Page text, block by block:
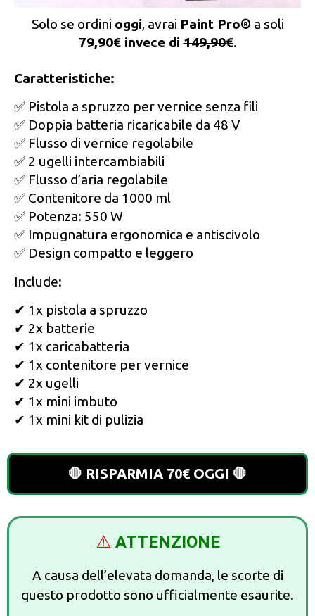
Solo se ordini oggi, avrai Paint Pro® a soli
79,90€ invece di149,90€.
Caratteristiche:
✅ Pistola a spruzzo per vernice senza fili
✅ Doppia batteria ricaricabile da 48 V
✅ Flusso di vernice regolabile
✅ 2 ugelli intercambiabili
✅ Flusso d’aria regolabile
✅ Contenitore da 1000 ml
✅ Potenza: 550 W
✅ Impugnatura ergonomica e antiscivolo
✅ Design compatto e leggero
Include:
✔ 1x pistola a spruzzo
✔ 2x batterie
✔ 1x caricabatteria
✔ 1x contenitore per vernice
✔ 2x ugelli
✔ 1x mini imbuto
✔ 1x mini kit di pulizia
🛑 RISPARMIA 70€ OGGI 🛑
⚠️ ATTENZIONE
A causa dell’elevata domanda, le scorte di
questo prodotto sono ufficialmente esaurite.